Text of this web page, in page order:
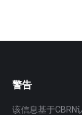
警告
该信息基于CBRN